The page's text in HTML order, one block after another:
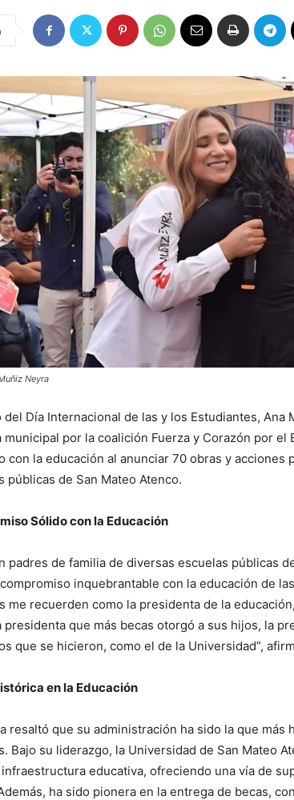
Neyra
del Día Internacional de las y los Estudiantes, Ana
municipal por la coalición Fuerza y Corazón por el
con la educación al anunciar 70 obras y acciones
públicas de San Mateo Atenco.
Sólido con la Educación
padres de familia de diversas escuelas públicas
inquebrantable con la educación de
me recuerden como la presidenta de la
presidenta que más becas otorgó a sus hijos, la
que se hicieron, como el de la Universidad”,
en la Educación
resaltó que su administración ha sido la que
Bajo su liderazgo, la Universidad de San Mateo
educativa, ofreciendo una vía de
ha sido pionera en la entrega de becas,